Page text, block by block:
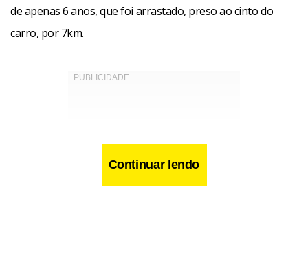
de apenas 6 anos, que foi arrastado, preso ao cinto do
carro, por 7km.
Continuar lendo